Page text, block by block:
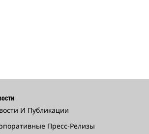
И Публикации
Пресс-Релизы